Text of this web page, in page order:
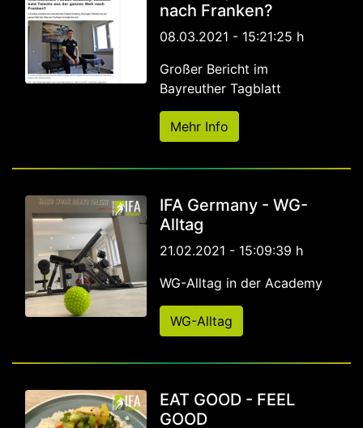
nach Franken?
08.03.2021 - 15:21:25 h
Großer Bericht im
Bayreuther Tagblatt
Mehr Info
IFA Germany - WG-
Alltag
21.02.2021 - 15:09:39 h
WG-Alltag in der Academy
WG-Alltag
EAT GOOD - FEEL
GOOD